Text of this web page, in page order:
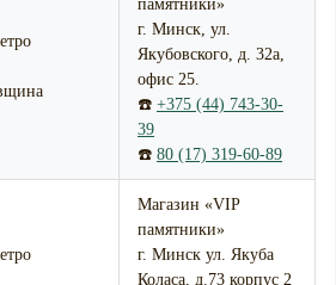
памятники»
г. Минск, ул.
Якубовского, д. 32а,
офис 25.
☎️ +375 (44) 743-30-
39
☎️ 80 (17) 319-60-89
Магазин «VIP
памятники»
г. Минск ул. Якуба
Коласа, д.73 корпус 2